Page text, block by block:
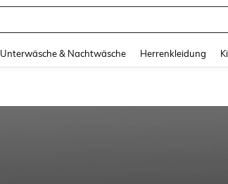
Unterwäsche & Nachtwäsche Herrenkleidung